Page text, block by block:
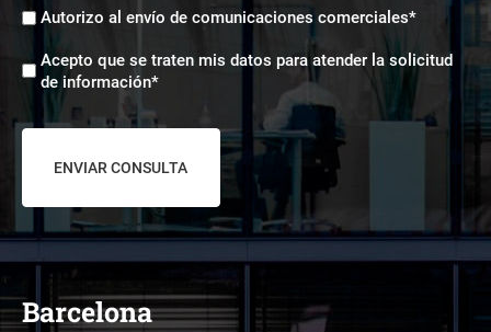
Envíos
Autorizo al envío de comunicaciones comerciales*
Aceptación
tratamiento
datos
Acepto que se traten mis datos para atender la solicitud
de información*
Barcelona